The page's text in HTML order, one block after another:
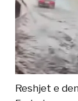
Reshjet e